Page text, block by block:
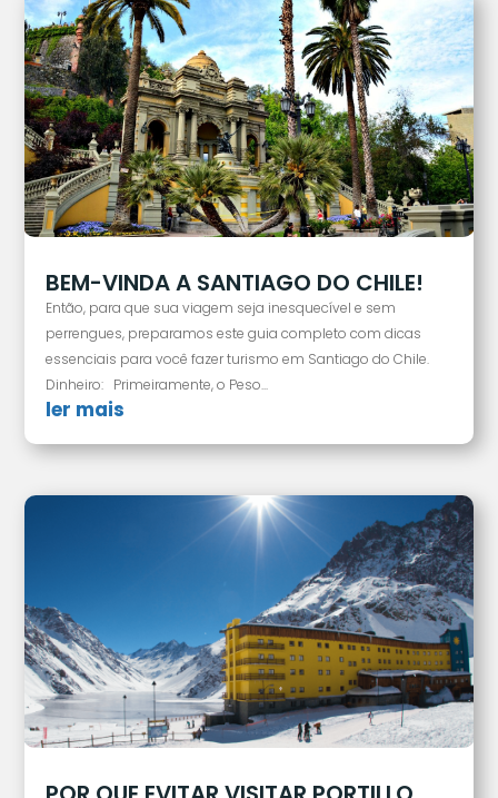
BEM-VINDA A SANTIAGO DO CHILE!
Então, para que sua viagem seja inesquecível e sem
perrengues, preparamos este guia completo com dicas
essenciais para você fazer turismo em Santiago do Chile.
Dinheiro: Primeiramente, o Peso...
ler mais